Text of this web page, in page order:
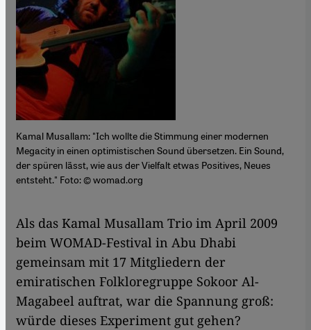
Kamal Musallam: "Ich wollte die Stimmung einer modernen
Megacity in einen optimistischen Sound übersetzen. Ein Sound,
der spüren lässt, wie aus der Vielfalt etwas Positives, Neues
entsteht." Foto: © womad.org
​​Als das Kamal Musallam Trio im April 2009
beim WOMAD-Festival in Abu Dhabi
gemeinsam mit 17 Mitgliedern der
emiratischen Folkloregruppe Sokoor Al-
Magabeel auftrat, war die Spannung groß:
würde dieses Experiment gut gehen?